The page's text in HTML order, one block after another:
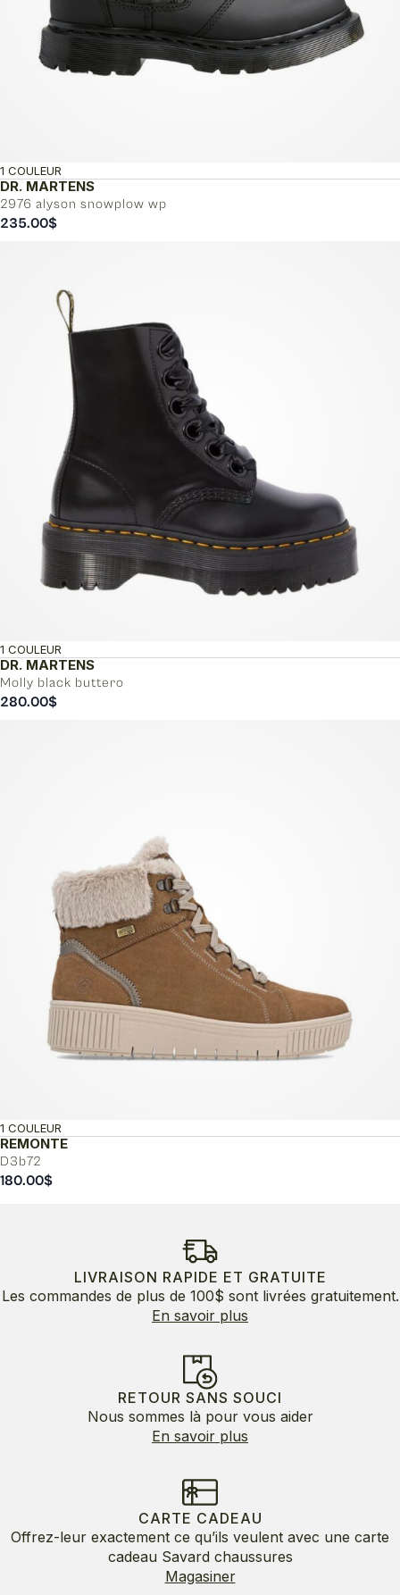
DR. MARTENS
2976 alyson snowplow wp
1 COULEUR
235.00$
DR. MARTENS
Molly black buttero
1 COULEUR
280.00$
REMONTE
D3b72
1 COULEUR
180.00$
LIVRAISON RAPIDE ET GRATUITE
Les commandes de plus de 100$ sont livrées gratuitement.
En savoir plus
RETOUR SANS SOUCI
Nous sommes là pour vous aider
En savoir plus
CARTE CADEAU
Offrez-leur exactement ce qu’ils veulent avec une carte
cadeau Savard chaussures
Magasiner